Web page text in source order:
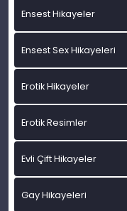
Ensest Hikayeler
Ensest Sex Hikayeleri
Erotik Hikayeler
Erotik Resimler
Evli Çift Hikayeler
Gay Hikayeleri